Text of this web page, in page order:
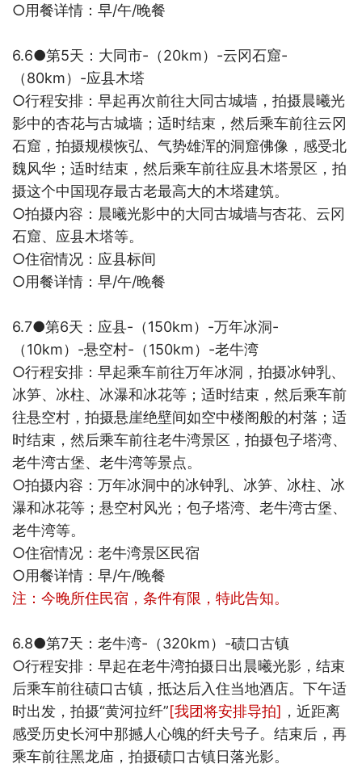
○用餐详情：早/午/晚餐
6.6●第5天：大同市- （20km） -云冈石窟-
（80km） -应县木塔
○行程安排：早起再次前往大同古城墙，拍摄晨曦光
影中的杏花与古城墙；适时结束，然后乘车前往云冈
石窟 ，拍摄规模恢弘、气势雄浑的洞窟佛像，感受北
魏风华；适时结束，然后乘车前往应县木塔景区，拍
摄这个中国现存最古老最高大的木塔建筑。
○拍摄内容：晨曦光影中的大同古城墙与杏花、 云冈
石窟、 应县木塔等。
○住宿情况： 应县标间
○用餐详情：早/午/晚餐
6.7●第6天：应县- （150km） -万年冰洞-
（10km） -悬空村- （150km） -老牛湾
○行程安排：早起乘车前往万年冰洞，拍摄冰钟乳、
冰笋、冰柱、冰瀑和冰花等；适时结束，然后乘车前
往悬空村，拍摄悬崖绝壁间如空中楼阁般的村落；适
时结束，然后乘车前往老牛湾景区，拍摄包子塔湾、
老牛湾古堡、老牛湾等景点。
○拍摄内容： 万年冰洞中的冰钟乳、冰笋、冰柱、冰
瀑和冰花等；悬空村风光；包子塔湾、老牛湾古堡、
老牛湾等。
○住宿情况： 老牛湾景区民宿
○用餐详情：早/午/晚餐
注：今晚所住民宿，条件有限，特此告知。
6.8●第7天：老牛湾- （320km） -碛口古镇
○行程安排：早起在老牛湾拍摄日出晨曦光影，结束
后乘车前往碛口古镇，抵达后入住当地酒店。 下午适
时出发，拍摄“黄河拉纤”[我团将安排导拍] ，近距离
感受历史长河中那撼人心魄的纤夫号子。结束后，再
乘车前往黑龙庙，拍摄碛口古镇日落光影。